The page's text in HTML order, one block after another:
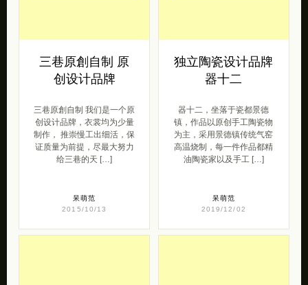
三巷原創自制 原
创设计品牌
三巷原創自制 我们是一个原
创设计品牌，衣裳均为少量
制作， 推崇慢工出细活，保
证质量为前提，尽最大努力
给三巷的天 […]
呆萌范
2015/10/13
独立陶瓷设计品牌
器十二
器十二，坐落于瓷都景德
镇，作品以原创手工陶瓷物
为主，采用景德镇传统气窑
高温烧制，每一件作品都精
油陶瓷家以及手工 […]
呆萌范
2019/12/02